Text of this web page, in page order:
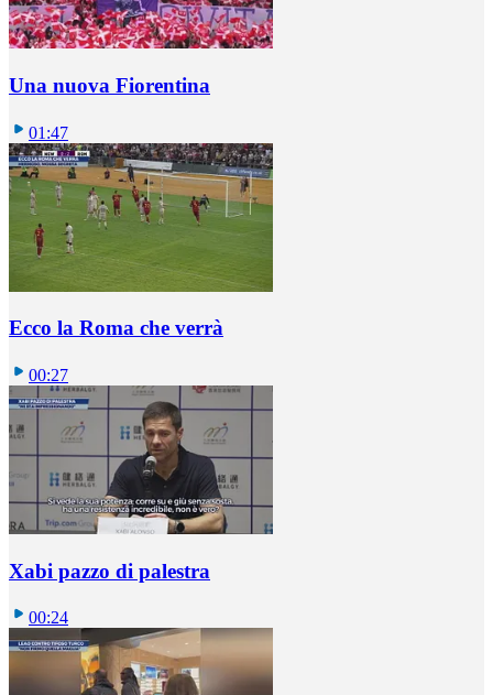
Una nuova Fiorentina
01:47
Ecco la Roma che verrà
00:27
Xabi pazzo di palestra
00:24